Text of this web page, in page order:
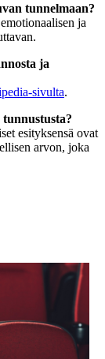
tunnelmaan?
ja
ja
sivulta.
esityksensä ovat
arvon, joka